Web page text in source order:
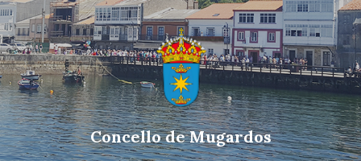
Skip
to
content
Skip
to
main
navigation
Skip
to
footer
Concello de Mugardos